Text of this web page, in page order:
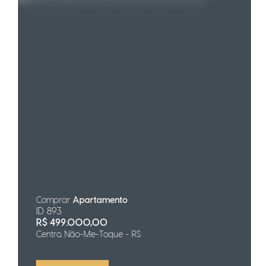
Comprar Apartamento
ID 893
R$ 499.000,00
Centro, Não-Me-Toque - RS